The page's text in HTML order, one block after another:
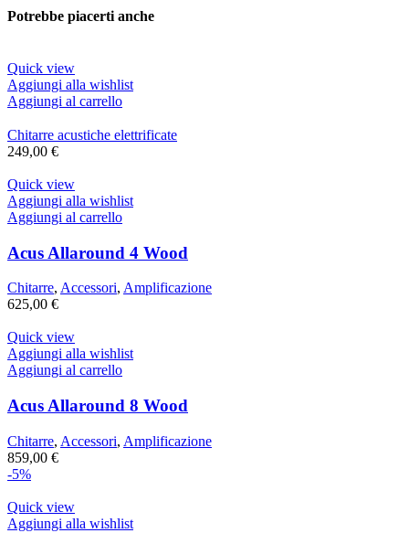
Potrebbe piacerti anche
Quick view
Aggiungi alla wishlist
Aggiungi al carrello
Chitarre acustiche elettrificate
249,00 €
Quick view
Aggiungi alla wishlist
Aggiungi al carrello
Acus Allaround 4 Wood
Chitarre, Accessori, Amplificazione
625,00 €
Quick view
Aggiungi alla wishlist
Aggiungi al carrello
Acus Allaround 8 Wood
Chitarre, Accessori, Amplificazione
859,00 €
-5%
Quick view
Aggiungi alla wishlist